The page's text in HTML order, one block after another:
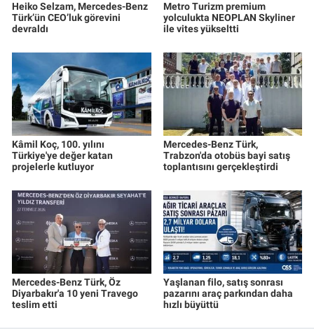
Heiko Selzam, Mercedes-Benz
Türk’ün CEO’luk görevini
devraldı
Metro Turizm premium
yolculukta NEOPLAN Skyliner
ile vites yükseltti
Kâmil Koç, 100. yılını
Türkiye'ye değer katan
projelerle kutluyor
Mercedes-Benz Türk,
Trabzon'da otobüs bayi satış
toplantısını gerçekleştirdi
Mercedes-Benz Türk, Öz
Diyarbakır'a 10 yeni Travego
teslim etti
Yaşlanan filo, satış sonrası
pazarını araç parkından daha
hızlı büyüttü